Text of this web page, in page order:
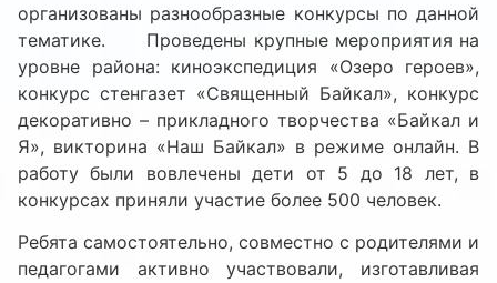
организованы разнообразные конкурсы по данной
тематике. Проведены крупные мероприятия на
уровне района: киноэкспедиция «Озеро героев»,
конкурс стенгазет «Священный Байкал», конкурс
декоративно – прикладного творчества «Байкал и
Я», викторина «Наш Байкал» в режиме онлайн. В
работу были вовлечены дети от 5 до 18 лет, в
конкурсах приняли участие более 500 человек.
Ребята самостоятельно, совместно с родителями и
педагогами активно участвовали, изготавливая